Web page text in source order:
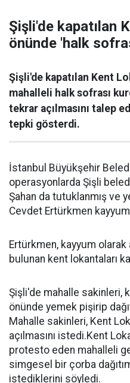
Şişli'de kapatılan
önünde 'halk
Şişli'de kapatılan Kent
mahalleli halk sofrası
tekrar açılmasını talep
tepki gösterdi.
İstanbul Büyükşehir
operasyonlarda Şişli
Şahan da tutuklanmış ve
Cevdet Ertürkmen kayyum
Ertürkmen, kayyum
bulunan kent lokantaları
Şişli'de mahalle sakinleri,
önünde yemek pişirip
Mahalle sakinleri, Kent
açılmasını istedi.Kent
protesto eden mahalleli
simgesel bir çorba
istediklerini söyledi.